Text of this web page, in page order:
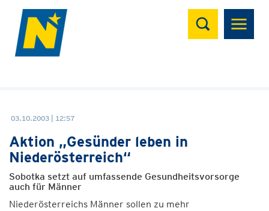
Suchen
03.10.2003 | 12:57
Aktion „Gesünder leben in
Niederösterreich“
Sobotka setzt auf umfassende Gesundheitsvorsorge
auch für Männer
Niederösterreichs Männer sollen zu mehr